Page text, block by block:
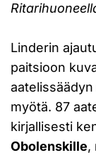
Linderin
paitsioon
myötä. 87
kirjallisesti
Obolenskille,